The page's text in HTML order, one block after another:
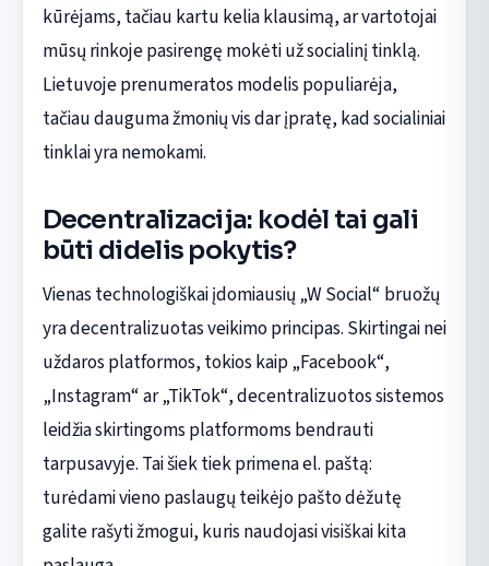
kūrėjams, tačiau kartu kelia klausimą, ar vartotojai
mūsų rinkoje pasirengę mokėti už socialinį tinklą.
Lietuvoje prenumeratos modelis populiarėja,
tačiau dauguma žmonių vis dar įpratę, kad socialiniai
tinklai yra nemokami.
Decentralizacija: kodėl tai gali
būti didelis pokytis?
Vienas technologiškai įdomiausių „W Social“ bruožų
yra decentralizuotas veikimo principas. Skirtingai nei
uždaros platformos, tokios kaip „Facebook“,
„Instagram“ ar „TikTok“, decentralizuotos sistemos
leidžia skirtingoms platformoms bendrauti
tarpusavyje. Tai šiek tiek primena el. paštą:
turėdami vieno paslaugų teikėjo pašto dėžutę
galite rašyti žmogui, kuris naudojasi visiškai kita